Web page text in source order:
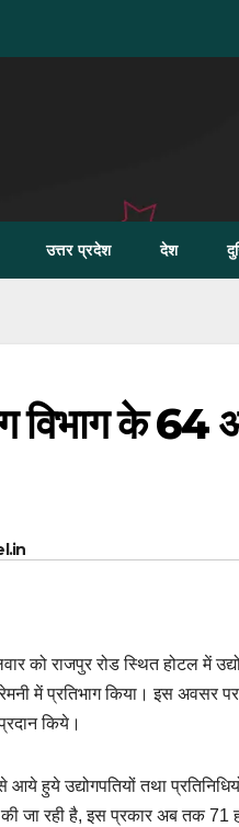
उत्तर प्रदेश देश
विभाग के 64
को राजपुर रोड स्थित होटल में
में प्रतिभाग किया। इस अवसर
किये।
आये हुये उद्योगपतियों तथा
जा रही है, इस प्रकार अब तक 71